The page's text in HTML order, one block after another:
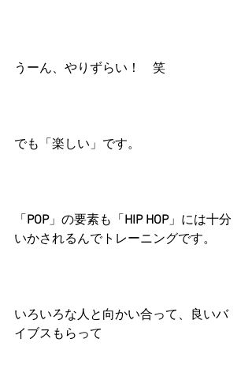
うーん、やりずらい！　笑
でも「楽しい」です。
「 POP」の要素も「 HIP HOP」には十分
いかされるんでトレーニングです。
いろいろな人と向かい合って、良いバ
イブスもらって